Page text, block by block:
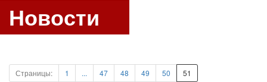
Новости
Страницы: 1 ... 47 48 49 50 51